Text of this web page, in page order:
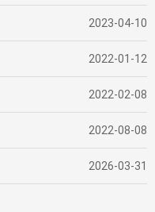
2023-04-10
2022-01-12
2022-02-08
2022-08-08
2026-03-31